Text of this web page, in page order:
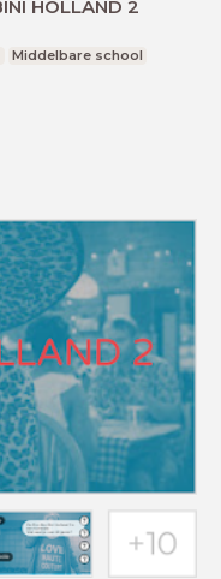
HOLLAND 2
Middelbare school